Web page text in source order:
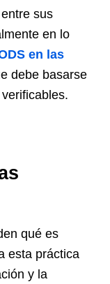
sus
en lo
en las
debe basarse
qué es
esta práctica
y la